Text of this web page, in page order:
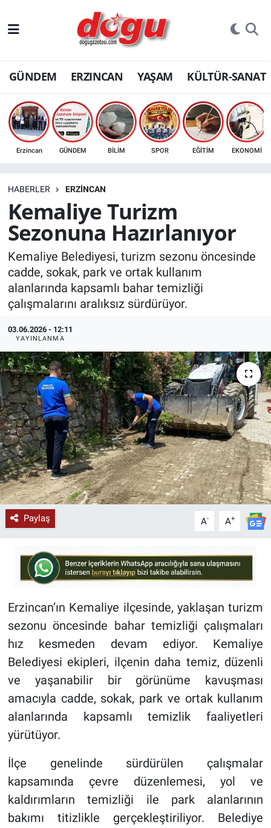
GÜNDEM ERZINCAN YAŞAM KÜLTÜR-SANAT
Erzincan GÜNDEM BİLİM SPOR EĞİTİM EKONOMİ
HABERLER ERZINCAN
Kemaliye Turizm
Sezonuna Hazırlanıyor
Kemaliye Belediyesi, turizm sezonu öncesinde
cadde, sokak, park ve ortak kullanım
alanlarında kapsamlı bahar temizliği
çalışmalarını aralıksız sürdürüyor.
03.06.2026 - 12:11
YAYINLANMA
Paylaş A- A+
Erzincan’ın Kemaliye ilçesinde, yaklaşan turizm
sezonu öncesinde bahar temizliği çalışmaları
hız kesmeden devam ediyor. Kemaliye
Belediyesi ekipleri, ilçenin daha temiz, düzenli
ve yaşanabilir bir görünüme kavuşması
amacıyla cadde, sokak, park ve ortak kullanım
alanlarında kapsamlı temizlik faaliyetleri
yürütüyor.
İlçe genelinde sürdürülen çalışmalar
kapsamında çevre düzenlemesi, yol ve
kaldırımların temizliği ile park alanlarının
bakımı titizlikle gerçekleştiriliyor. Belediye
ERZINCAN
GÜNDEM
ERZİNCAN FOTOĞRAFLARI
SAĞLIK
EKONOMİ
Bilim, teknoloji
GENEL
KÜLTÜR-SANAT
Yerel Haber
Politika
SPOR
YAŞAM
RESMİ İLAN